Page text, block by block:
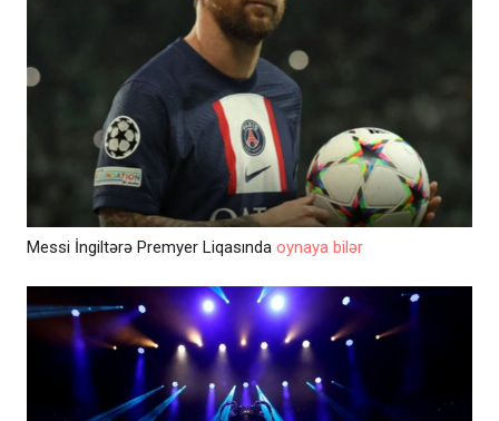
Messi İngiltərə Premyer Liqasında oynaya bilər